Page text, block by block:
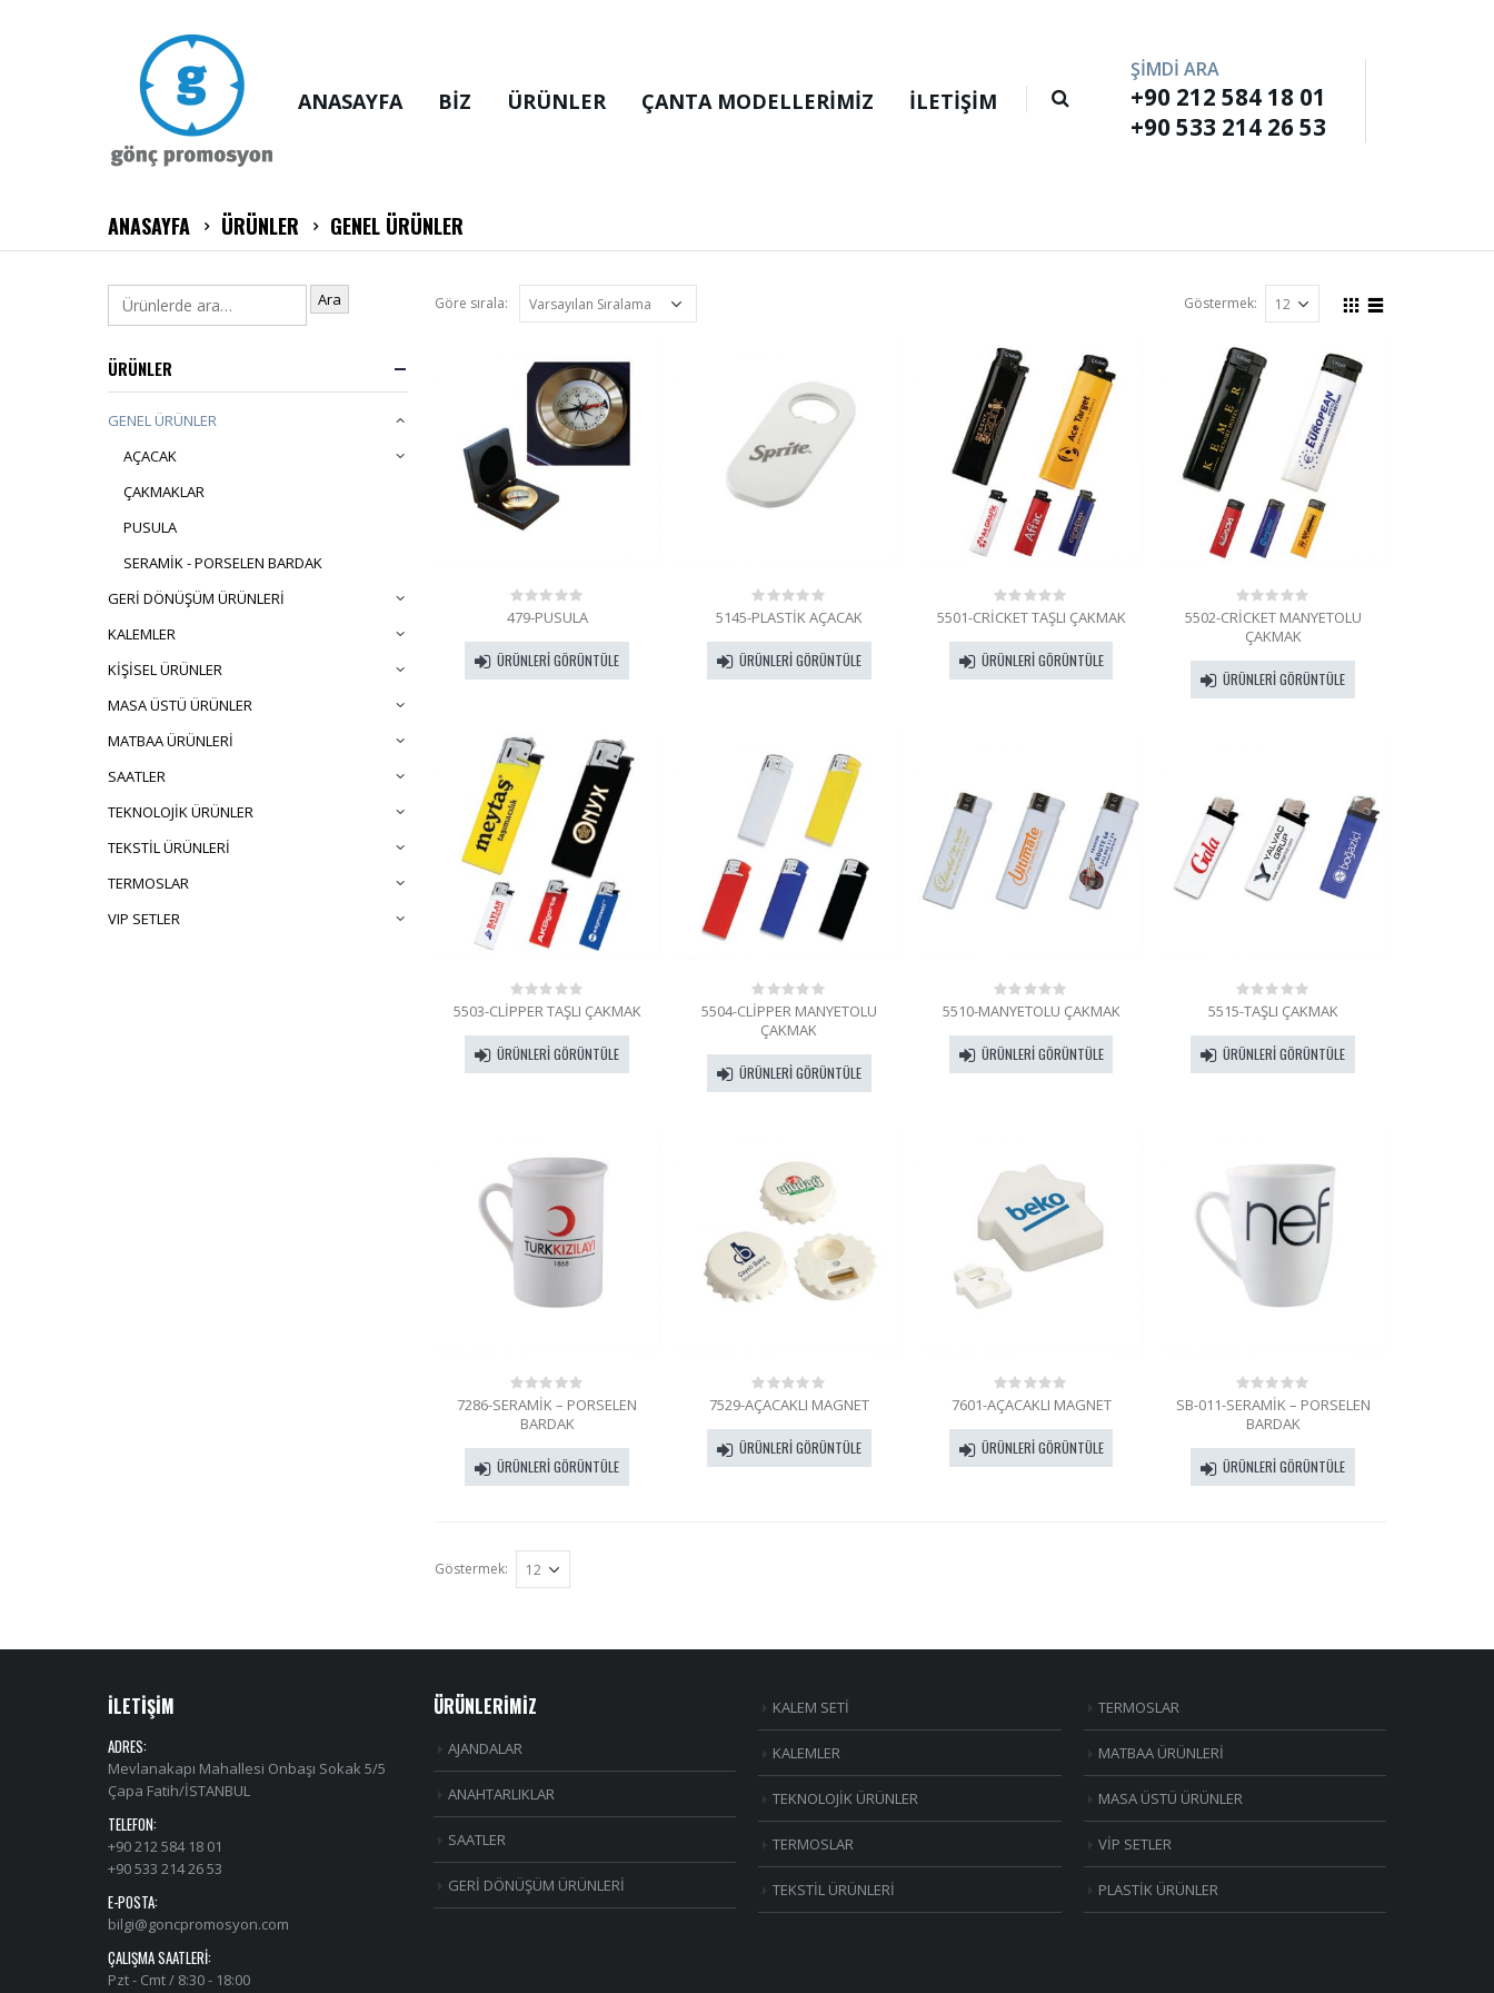
ANASAYFA BİZ ÜRÜNLER ÇANTA MODELLERIMIZ İLETİŞİM
ŞİMDİ ARA
+90 212 584 18 01
+90 533 214 26 53
ANASAYFA ÜRÜNLER GENEL ÜRÜNLER
Göre sırala: Göstermek:
0
of
5
479-PUSULA
ÜRÜNLERI GÖRÜNTÜLE
0
of
5
5145-PLASTİK AÇACAK
ÜRÜNLERI GÖRÜNTÜLE
0
of
5
5501-CRİCKET TAŞLI ÇAKMAK
ÜRÜNLERI GÖRÜNTÜLE
0
out
of
5
5502-CRİCKET MANYETOLU
ÇAKMAK
ÜRÜNLERI GÖRÜNTÜLE
0
of
5
5503-CLİPPER TAŞLI ÇAKMAK
ÜRÜNLERI GÖRÜNTÜLE
0
out
of
5
5504-CLİPPER MANYETOLU
ÇAKMAK
ÜRÜNLERI GÖRÜNTÜLE
0
of
5
5510-MANYETOLU ÇAKMAK
ÜRÜNLERI GÖRÜNTÜLE
0
of
5
5515-TAŞLI ÇAKMAK
ÜRÜNLERI GÖRÜNTÜLE
0
out
of
5
7286-SERAMİK – PORSELEN
BARDAK
ÜRÜNLERI GÖRÜNTÜLE
0
of
5
7529-AÇACAKLI MAGNET
ÜRÜNLERI GÖRÜNTÜLE
0
of
5
7601-AÇACAKLI MAGNET
ÜRÜNLERI GÖRÜNTÜLE
0
out
of
5
SB-011-SERAMİK – PORSELEN
BARDAK
ÜRÜNLERI GÖRÜNTÜLE
Göstermek:
Ara
ÜRÜNLER
GENEL ÜRÜNLER
AÇACAK
ÇAKMAKLAR
PUSULA
SERAMİK - PORSELEN BARDAK
GERİ DÖNÜŞÜM ÜRÜNLERİ
KALEMLER
KİŞİSEL ÜRÜNLER
MASA ÜSTÜ ÜRÜNLER
MATBAA ÜRÜNLERİ
SAATLER
TEKNOLOJİK ÜRÜNLER
TEKSTİL ÜRÜNLERİ
TERMOSLAR
VIP SETLER
İLETİŞİM
ADRES:
Mevlanakapı Mahallesi Onbaşı Sokak 5/5
Çapa Fatih/İSTANBUL
TELEFON:
+90 212 584 18 01
+90 533 214 26 53
E-POSTA:
bilgi@goncpromosyon.com
ÇALIŞMA SAATLERI:
Pzt - Cmt / 8:30 - 18:00
ÜRÜNLERİMİZ
AJANDALAR
ANAHTARLIKLAR
SAATLER
GERİ DÖNÜŞÜM ÜRÜNLERİ
KALEM SETİ
KALEMLER
TEKNOLOJİK ÜRÜNLER
TERMOSLAR
TEKSTİL ÜRÜNLERİ
TERMOSLAR
MATBAA ÜRÜNLERİ
MASA ÜSTÜ ÜRÜNLER
VİP SETLER
PLASTİK ÜRÜNLER